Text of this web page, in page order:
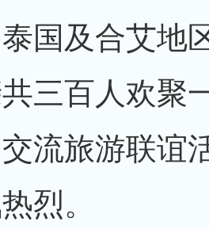
国及合艾地
三百人欢聚
流旅游联谊
烈。